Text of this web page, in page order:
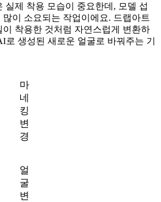
실제 착용 모습이 중요한데, 모델 섭
이 소요되는 작업이에요. 드랩아트
착용한 것처럼 자연스럽게 변환하
생성된 새로운 얼굴로 바꿔주는 기
마
네
킹
변
경
얼
굴
변